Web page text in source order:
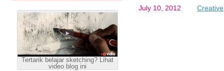
July 10, 2012 Creative
Tertarik belajar sketching? Lihat
video blog ini